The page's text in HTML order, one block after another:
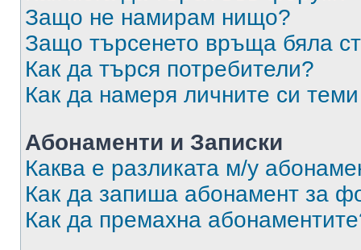
Защо не намирам нищо?
Защо търсенето връща бяла
Как да търся потребители?
Как да намеря личните си
Абонаменти и Записки
Каква е разликата м/у
Как да запиша абонамент за
Как да премахна